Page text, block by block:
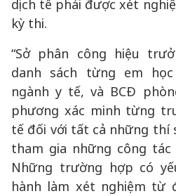
dịch tễ phải được xét
kỳ thi.
“Sở phân công hiệu
danh sách từng em
ngành y tế, và BCĐ
phương xác minh từng
tế đối với tất cả những thí
tham gia những công
Những trường hợp có
hành làm xét nghiệm từ